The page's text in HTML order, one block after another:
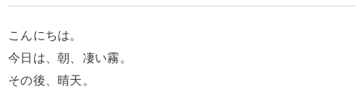
こんにちは。
今日は、朝、凄い霧。
その後、晴天。